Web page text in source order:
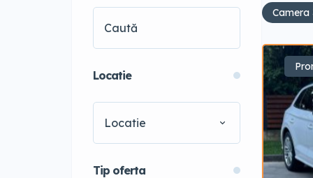
Locatie
Locatie
Tip oferta
Camera